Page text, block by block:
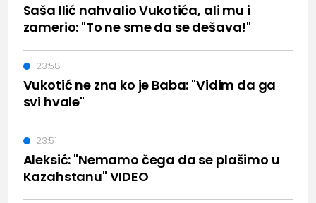
Saša Ilić nahvalio Vukotića, ali mu i
zamerio: "To ne sme da se dešava!"
Vukotić ne zna ko je Baba: "Vidim da ga
svi hvale"
23:58
Aleksić: "Nemamo čega da se plašimo u
Kazahstanu" VIDEO
23:51